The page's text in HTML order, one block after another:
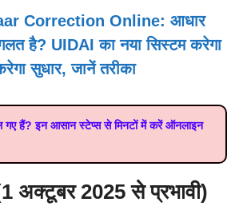
Correction Online: आधार
गलत है? UIDAI का नया सिस्टम करेगा
सुधार, जानें तरीका
गए हैं? इन आसान स्टेप्स से मिनटों में करें ऑनलाइन
अक्टूबर 2025 से प्रभावी)